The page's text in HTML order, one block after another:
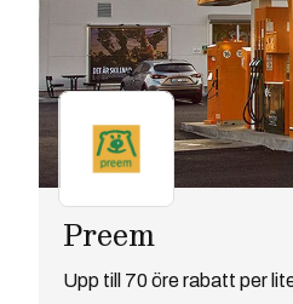
Preem
Upp till 70 öre rabatt per